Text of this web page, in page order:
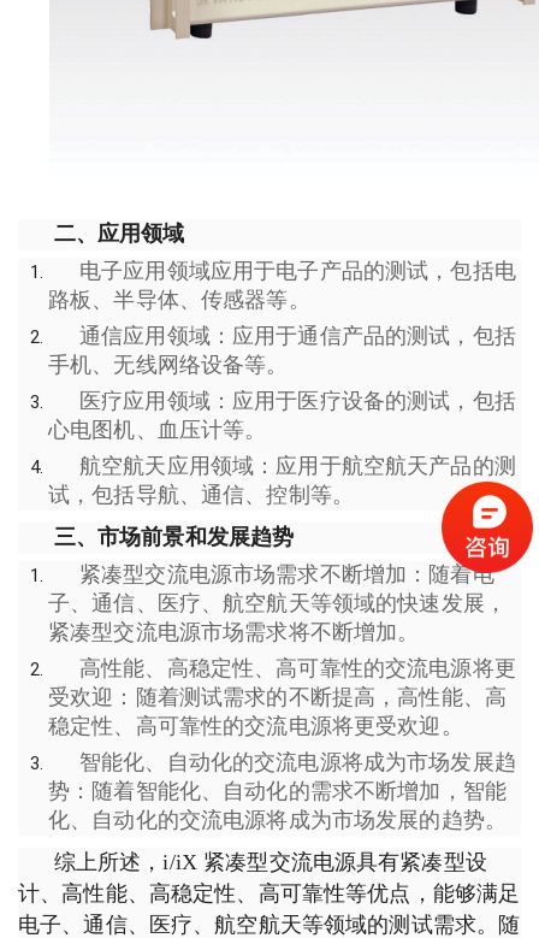
二、应用领域
电子应用领域应用于电子产品的测试，包括电
路板、半导体、传感器等。
通信应用领域：应用于通信产品的测试，包括
手机、无线网络设备等。
医疗应用领域：应用于医疗设备的测试，包括
心电图机、血压计等。
航空航天应用领域：应用于航空航天产品的测
试，包括导航、通信、控制等。
三、市场前景和发展趋势
紧凑型交流电源市场需求不断增加：随着电
子、通信、医疗、航空航天等领域的快速发展，
紧凑型交流电源市场需求将不断增加。
高性能、高稳定性、高可靠性的交流电源将更
受欢迎：随着测试需求的不断提高，高性能、高
稳定性、高可靠性的交流电源将更受欢迎。
智能化、自动化的交流电源将成为市场发展趋
势：随着智能化、自动化的需求不断增加，智能
化、自动化的交流电源将成为市场发展的趋势。
综上所述，i/iX 紧凑型交流电源具有紧凑型设
计、高性能、高稳定性、高可靠性等优点，能够满足
电子、通信、医疗、航空航天等领域的测试需求。随